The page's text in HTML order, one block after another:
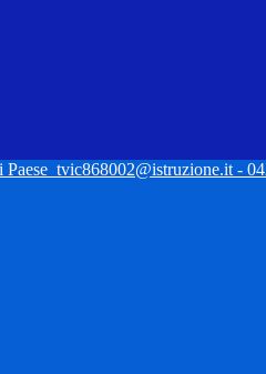
tvic868002@istruzione.it -